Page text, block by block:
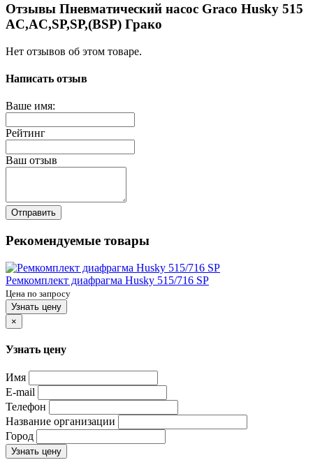
Отзывы Пневматический насос Graco Husky 515
AC,AC,SP,SP,(BSP) Грако
Нет отзывов об этом товаре.
Написать отзыв
Ваше имя:
Рейтинг
Ваш отзыв
Отправить
Рекомендуемые товары
Ремкомплект диафрагма Husky 515/716 SP
Цена по запросу
Узнать цену
×
Узнать цену
Имя
E-mail
Телефон
Название организации
Город
Узнать цену